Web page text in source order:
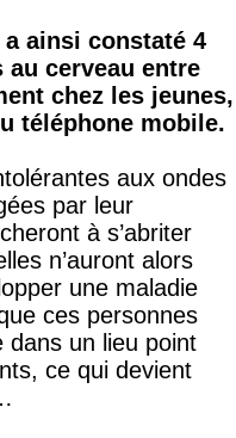
a ainsi constaté 4
cerveau entre
chez les jeunes,
téléphone mobile.
aux ondes
par leur
à s’abriter
n’auront alors
une maladie
ces personnes
dans un lieu point
ce qui devient